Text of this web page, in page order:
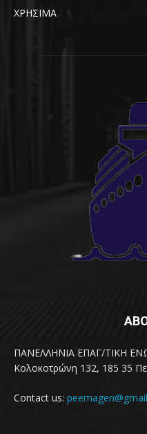
ΧΡΗΣΙΜΑ
ΠΑΝΕΛΛΗΝΙΑ ΕΠΑΓ/ΤΙΚΗ
Κολοκοτρώνη 132, 185 35
Contact us: